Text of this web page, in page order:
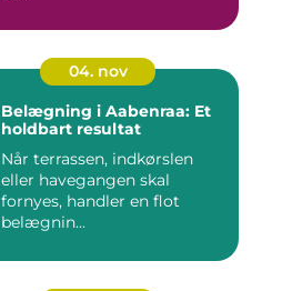
04. nov
Belægning i Aabenraa: Et
holdbart resultat
Når terrassen, indkørslen
eller havegangen skal
fornyes, handler en flot
belægnin...